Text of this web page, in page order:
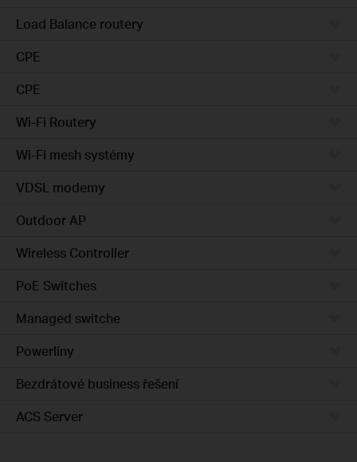
Load Balance routery
CPE
CPE
Wi-Fi Routery
Wi-Fi mesh systémy
VDSL modemy
Outdoor AP
Wireless Controller
PoE Switches
Managed switche
Powerliny
Bezdrátové business řešení
ACS Server